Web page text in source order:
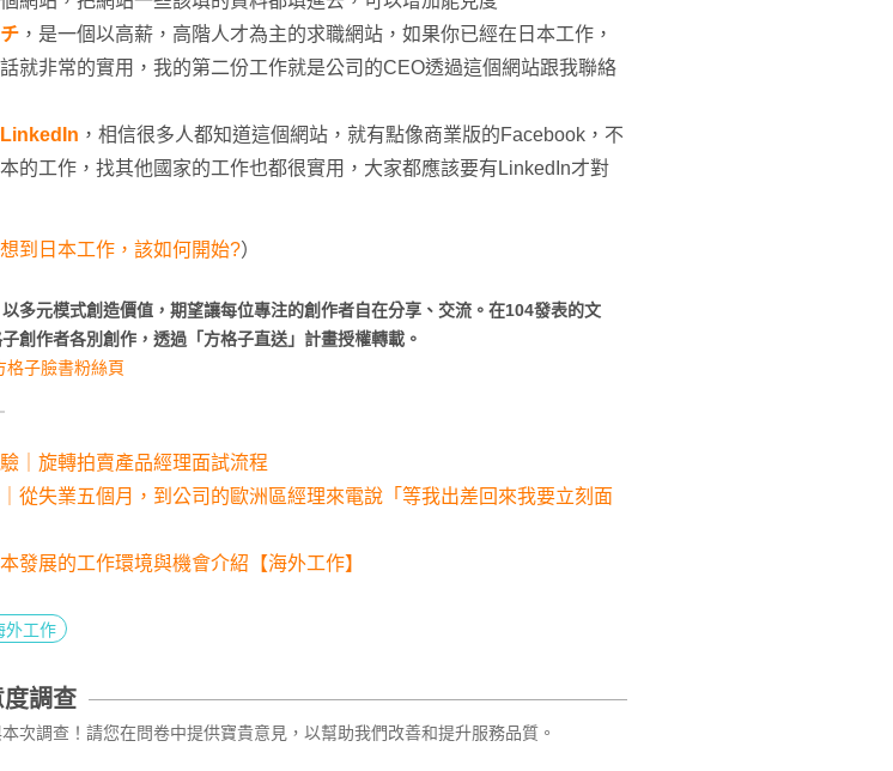
，是一個以高薪，高階人才為主的求職網站，如果你已經在日本工作，
就非常的實用，我的第二份工作就是公司的CEO透過這個網站跟我聯絡
LinkedIn ，相信很多人都知道這個網站，就有點像商業版的Facebook，不
的工作，找其他國家的工作也都很實用，大家都應該要有LinkedIn才對
想到日本工作，該如何開始?）
以多元模式創造價值，期望讓每位專注的創作者自在分享、交流。在104發表的文
創作者各別創作，透過「方格子直送」計畫授權轉載。
格子臉書粉絲頁
｜旋轉拍賣產品經理面試流程
從失業五個月，到公司的歐洲區經理來電說「等我出差回來我要立刻面
發展的工作環境與機會介紹【海外工作】
外工作
調查
次調查！請您在問卷中提供寶貴意見，以幫助我們改善和提升服務品質。